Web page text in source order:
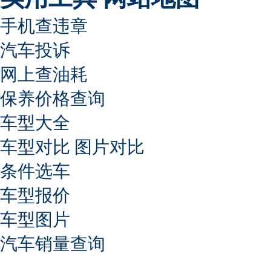
手机查违章
汽车投诉
网上查油耗
保养价格查询
车型大全
车型对比 图片对比
条件选车
车型报价
车型图片
汽车销量查询